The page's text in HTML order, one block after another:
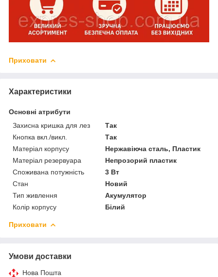
Приховати
Характеристики
Основні атрибути
Захисна кришка для лез
Так
Кнопка вкл./викл.
Так
Матеріал корпусу
Нержавіюча сталь, Пластик
Матеріал резервуара
Непрозорий пластик
Споживана потужність
3 Вт
Стан
Новий
Тип живлення
Акумулятор
Колір корпусу
Білий
Приховати
Умови доставки
Нова Пошта